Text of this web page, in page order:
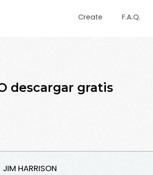
Create F.A.Q.
descargar gratis
HARRISON